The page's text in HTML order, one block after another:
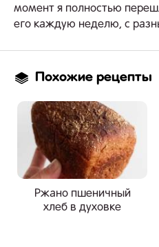
момент я полностью
его каждую неделю, с
Похожие рецепты
Ржано пшеничный
хлеб в духовке